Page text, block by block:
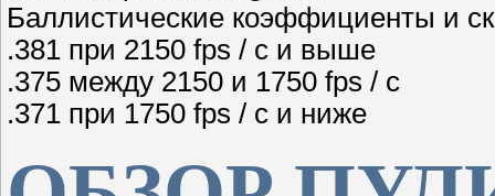
Баллистические коэффициенты и
.381 при 2150 fps / с и выше
.375 между 2150 и 1750 fps / с
.371 при 1750 fps / с и ниже